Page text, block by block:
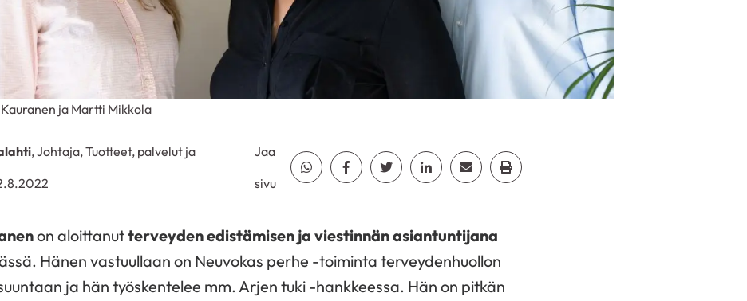
, Johtaja, Tuotteet, palvelut ja
Jaa
sivu
Jaa Whatsapp
Jaa Facebook
Jaa TwitterJaa LinkedinJaa EmailJaa Print
ja Martti Mikkola
on aloittanutterveyden edistämisen ja viestinnän asiantuntijana
Hänen vastuullaan on Neuvokas perhe -toiminta terveydenhuollon
ja hän työskentelee mm. Arjen tuki -hankkeessa. Hän on pitkän